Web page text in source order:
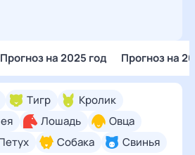
Прогноз на 2025 год Прогноз на
Тигр
Кролик
Лошадь
Овца
Собака Свинья